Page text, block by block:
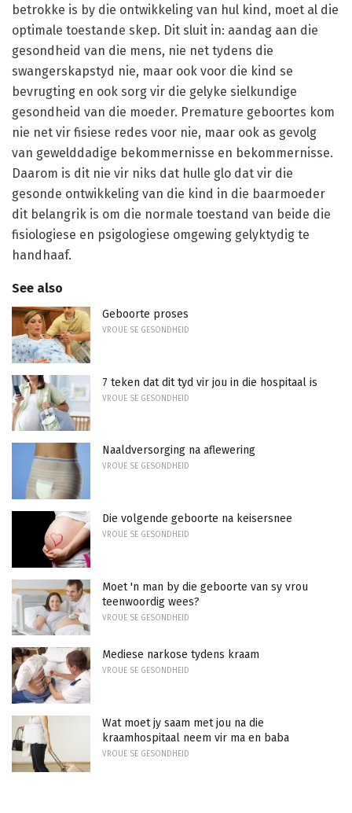
betrokke is by die ontwikkeling van hul kind, moet al die
optimale toestande skep. Dit sluit in: aandag aan die
gesondheid van die mens, nie net tydens die
swangerskapstyd nie, maar ook voor die kind se
bevrugting en ook sorg vir die gelyke sielkundige
gesondheid van die moeder. Premature geboortes kom
nie net vir fisiese redes voor nie, maar ook as gevolg
van gewelddadige bekommernisse en bekommernisse.
Daarom is dit nie vir niks dat hulle glo dat vir die
gesonde ontwikkeling van die kind in die baarmoeder
dit belangrik is om die normale toestand van beide die
fisiologiese en psigologiese omgewing gelyktydig te
handhaaf.
See also
Geboorte proses
VROUE SE GESONDHEID
7 teken dat dit tyd vir jou in die hospitaal is
VROUE SE GESONDHEID
Naaldversorging na aflewering
VROUE SE GESONDHEID
Die volgende geboorte na keisersnee
VROUE SE GESONDHEID
Moet 'n man by die geboorte van sy vrou
teenwoordig wees?
VROUE SE GESONDHEID
Mediese narkose tydens kraam
VROUE SE GESONDHEID
Wat moet jy saam met jou na die
kraamhospitaal neem vir ma en baba
VROUE SE GESONDHEID